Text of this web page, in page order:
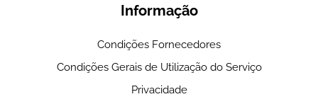
Informação
Condições Fornecedores
Condições Gerais de Utilização do Serviço
Privacidade